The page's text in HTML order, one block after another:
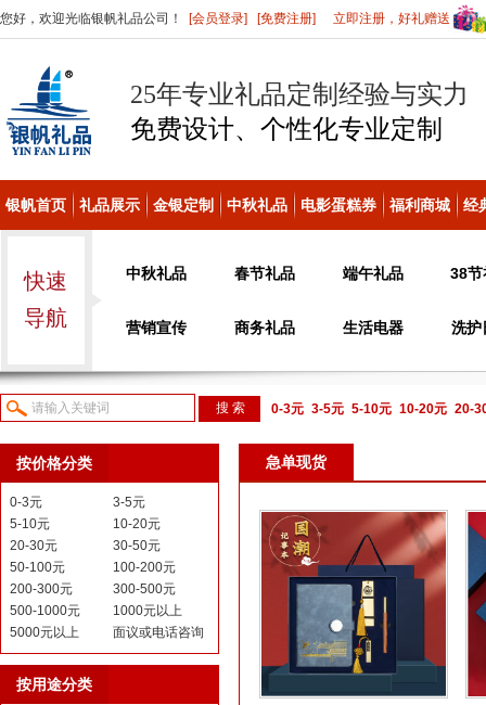
您好，欢迎光临银帆礼品公司！ [会员登录] [免费注册] 立即注册，好礼赠送
25年专业礼品定制经验与实力
免费设计、个性化专业定制
银帆首页 礼品展示 金银定制 中秋礼品 电影蛋糕券 福利商城 经
快速
导航
中秋礼品 春节礼品 端午礼品 38节
营销宣传 商务礼品 生活电器 洗护
0-3元 3-5元 5-10元 10-20元 20-
议或电话咨询
按价格分类
0-3元
3-5元
5-10元
10-20元
20-30元
30-50元
50-100元
100-200元
200-300元
300-500元
500-1000元
1000元以上
5000元以上
面议或电话咨询
按用途分类
急单现货